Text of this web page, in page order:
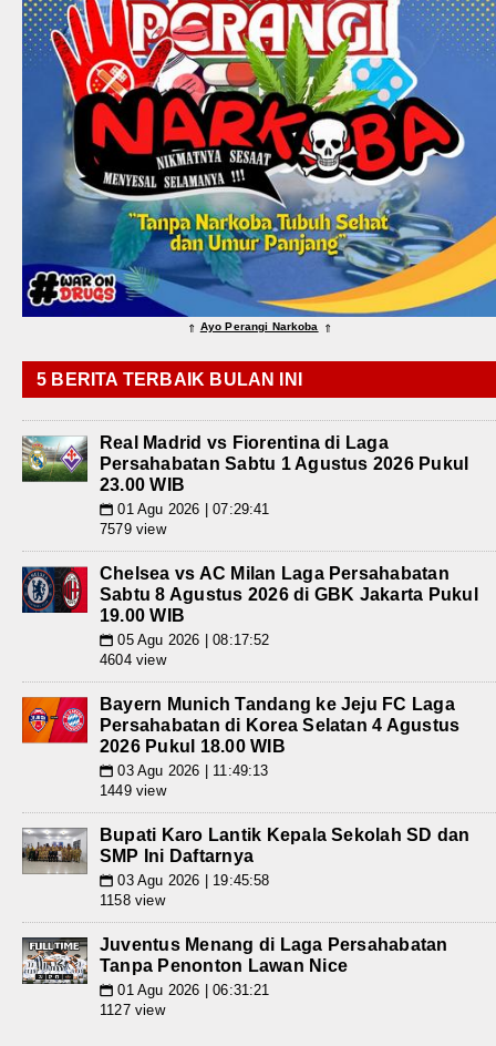
⇑ Ayo Perangi Narkoba ⇑
5 BERITA TERBAIK BULAN INI
Real Madrid vs Fiorentina di Laga
Persahabatan Sabtu 1 Agustus 2026 Pukul
23.00 WIB
📅 01 Agu 2026 | 07:29:41
7579 view
Chelsea vs AC Milan Laga Persahabatan
Sabtu 8 Agustus 2026 di GBK Jakarta Pukul
19.00 WIB
📅 05 Agu 2026 | 08:17:52
4604 view
Bayern Munich Tandang ke Jeju FC Laga
Persahabatan di Korea Selatan 4 Agustus
2026 Pukul 18.00 WIB
📅 03 Agu 2026 | 11:49:13
1449 view
Bupati Karo Lantik Kepala Sekolah SD dan
SMP Ini Daftarnya
📅 03 Agu 2026 | 19:45:58
1158 view
Juventus Menang di Laga Persahabatan
Tanpa Penonton Lawan Nice
📅 01 Agu 2026 | 06:31:21
1127 view